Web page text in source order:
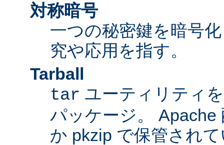
対称暗号
一つの秘密鍵を暗号
究や応用を指す。
Tarball
tar ユーティリティ
パッケージ。 Apache
か pkzip で保管され